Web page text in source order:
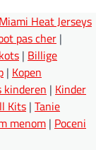
Miami Heat Jerseys
pas cher |
| Billige
| Kopen
kinderen | Kinder
Kits | Tanie
menom | Poceni